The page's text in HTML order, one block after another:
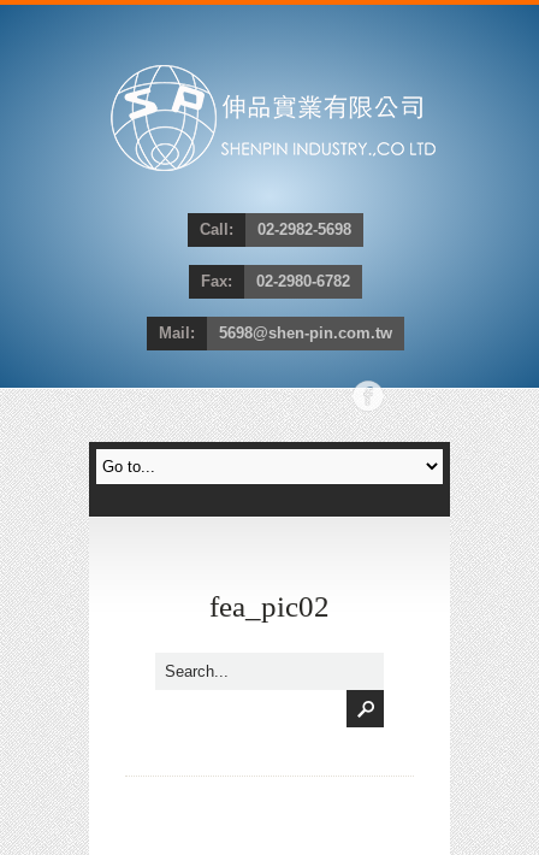
Call: 02-2982-5698
Fax: 02-2980-6782
Mail: 5698@shen-pin.com.tw
fea_pic02